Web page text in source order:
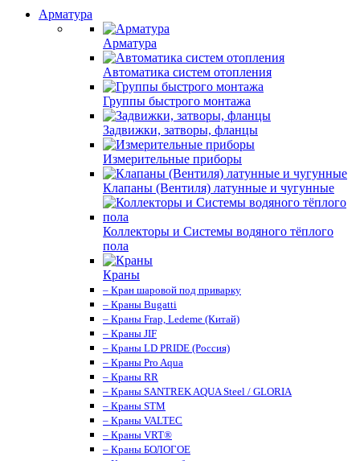
Арматура
Арматура
Автоматика систем отопления
Группы быстрого монтажа
Задвижки, затворы, фланцы
Измерительные приборы
Клапаны (Вентиля) латунные и чугунные
Коллекторы и Системы водяного тёплого
пола
Краны
– Кран шаровой под приварку
– Краны Bugatti
– Краны Frap, Ledeme (Китай)
– Краны JIF
– Краны LD PRIDE (Россия)
– Краны Pro Aqua
– Краны RR
– Краны SANTREK AQUA Steel / GLORIA
– Краны STM
– Краны VALTEC
– Краны VRT®
– Краны БОЛОГОЕ